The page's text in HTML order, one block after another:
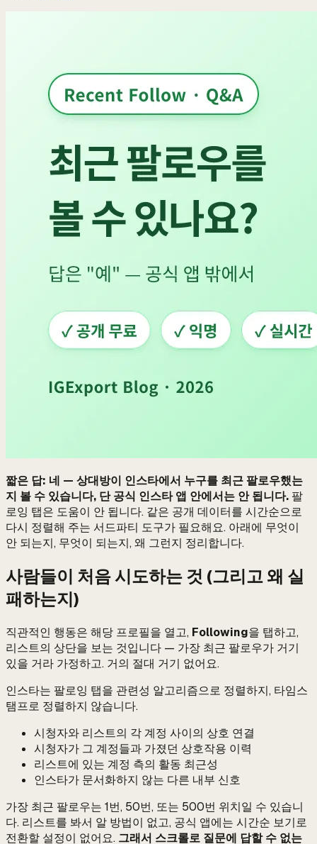
짧은 답: 네 — 상대방이 인스타에서 누구를 최근 팔로우했는
지 볼 수 있습니다, 단 공식 인스타 앱 안에서는 안 됩니다. 팔
로잉 탭은 도움이 안 됩니다. 같은 공개 데이터를 시간순으로
다시 정렬해 주는 서드파티 도구가 필요해요. 아래에 무엇이
안 되는지, 무엇이 되는지, 왜 그런지 정리합니다.
사람들이 처음 시도하는 것 (그리고 왜 실
패하는지)
직관적인 행동은 해당 프로필을 열고, Following을 탭하고,
리스트의 상단을 보는 것입니다 — 가장 최근 팔로우가 거기
있을 거라 가정하고. 거의 절대 거기 없어요.
인스타는 팔로잉 탭을 관련성 알고리즘으로 정렬하지, 타임스
탬프로 정렬하지 않습니다.
시청자와 리스트의 각 계정 사이의 상호 연결
시청자가 그 계정들과 가졌던 상호작용 이력
리스트에 있는 계정 측의 활동 최근성
인스타가 문서화하지 않는 다른 내부 신호
가장 최근 팔로우는 1번, 50번, 또는 500번 위치일 수 있습니
다. 리스트를 봐서 알 방법이 없고, 공식 앱에는 시간순 보기로
전환할 설정이 없어요. 그래서 스크롤로 질문에 답할 수 없는